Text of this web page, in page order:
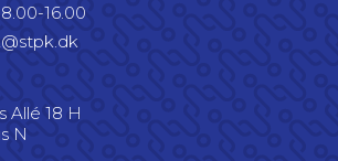
16.00
Allé 18 H
N